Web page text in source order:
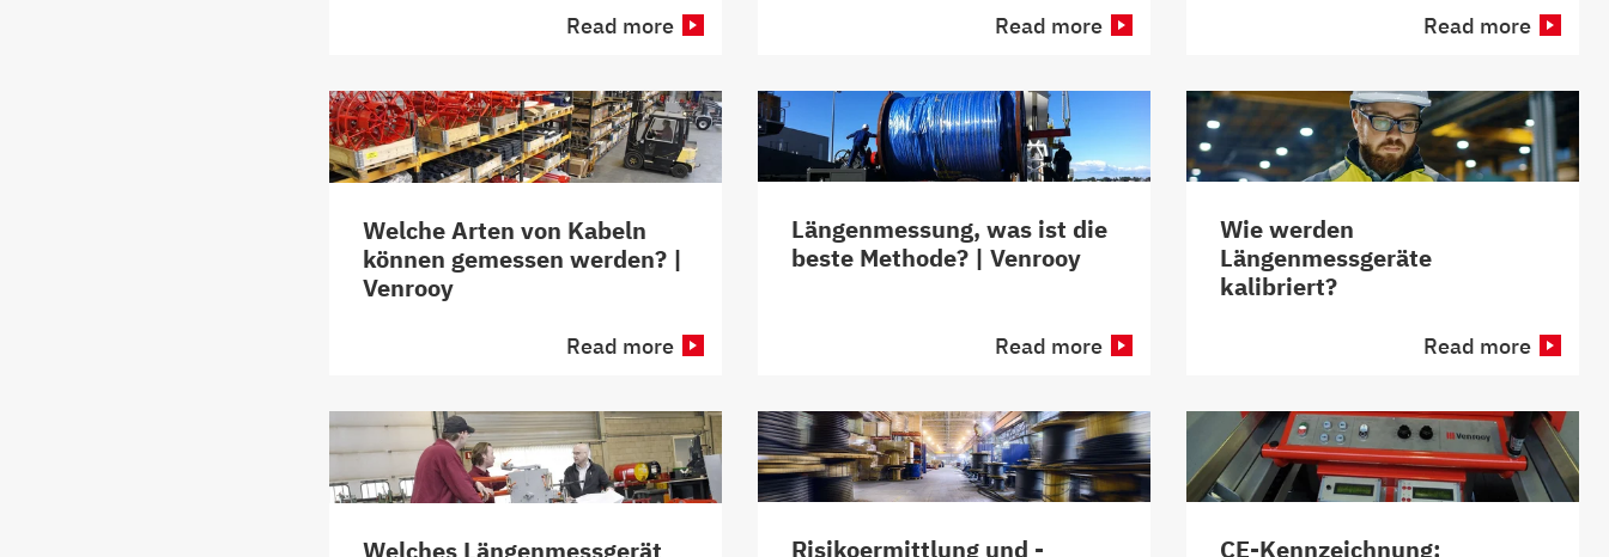
Read more Read more Read more
Welche Arten von Kabeln
können gemessen werden? |
Venrooy
Read more
Längenmessung, was ist die
beste Methode? | Venrooy
Read more
Wie werden
Längenmessgeräte
kalibriert?
Read more
Risikoermittlung und -
CE-Kennzeichnung: